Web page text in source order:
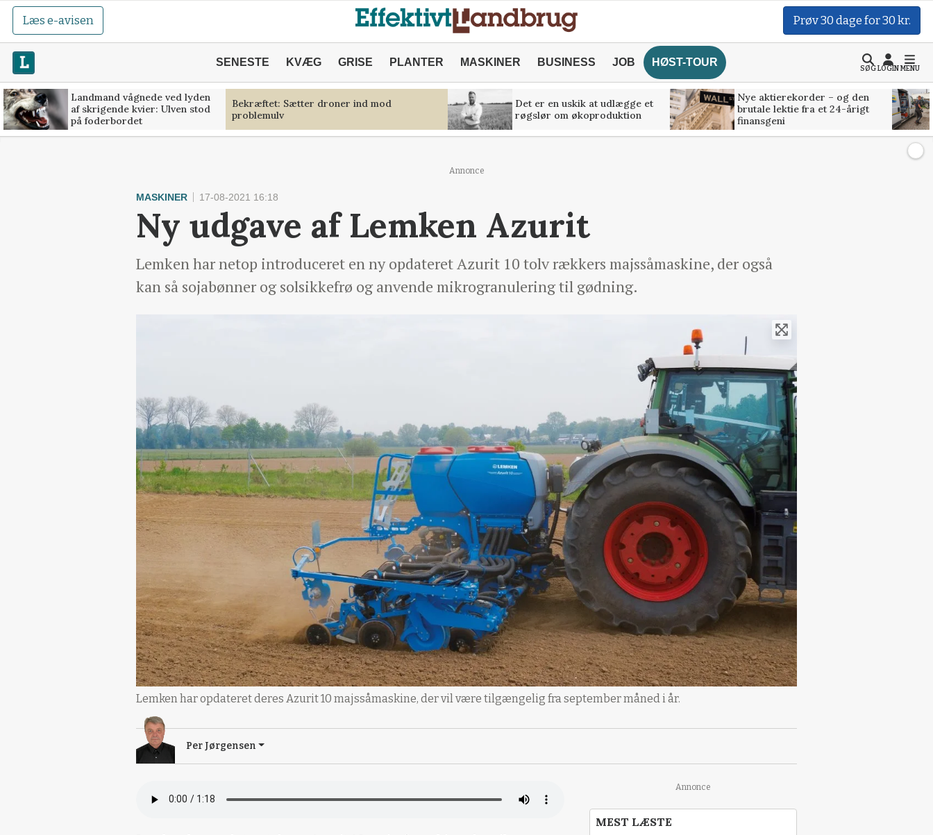
Læs e-avisen Prøv 30 dage for 30 kr.
SENESTE KVÆG GRISE PLANTER MASKINER BUSINESS JOB HØST-TOUR
SØGLOGINMENU
Landmand vågnede ved lyden
af skrigende kvier: Ulven stod
på foderbordet
Bekræftet: Sætter droner ind mod
problemulv
Det er en uskik at udlægge et
røgslør om økoproduktion
Nye aktierekorder – og den
brutale lektie fra et 24-årigt
finansgeni
Annonce
MASKINER 17-08-2021 16:18
Ny udgave af Lemken Azurit
Lemken har netop introduceret en ny opdateret Azurit 10 tolv rækkers majssåmaskine, der også
kan så sojabønner og solsikkefrø og anvende mikrogranulering til gødning.
Lemken har opdateret deres Azurit 10 majssåmaskine, der vil være tilgængelig fra september måned i år.
Per Jørgensen
Annonce
MEST LÆSTE